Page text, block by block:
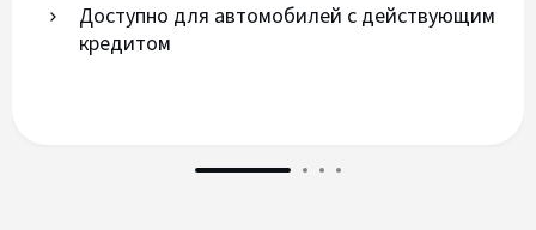
Доступно для автомобилей с действующим
кредитом